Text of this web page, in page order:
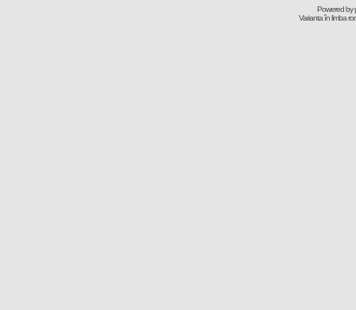
Powered by
Varianta în limba